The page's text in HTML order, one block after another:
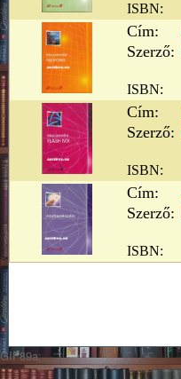
ISBN:
Cím:
Szerző:
ISBN:
Cím:
Szerző:
ISBN:
Cím:
Szerző:
ISBN:
GIF89a;